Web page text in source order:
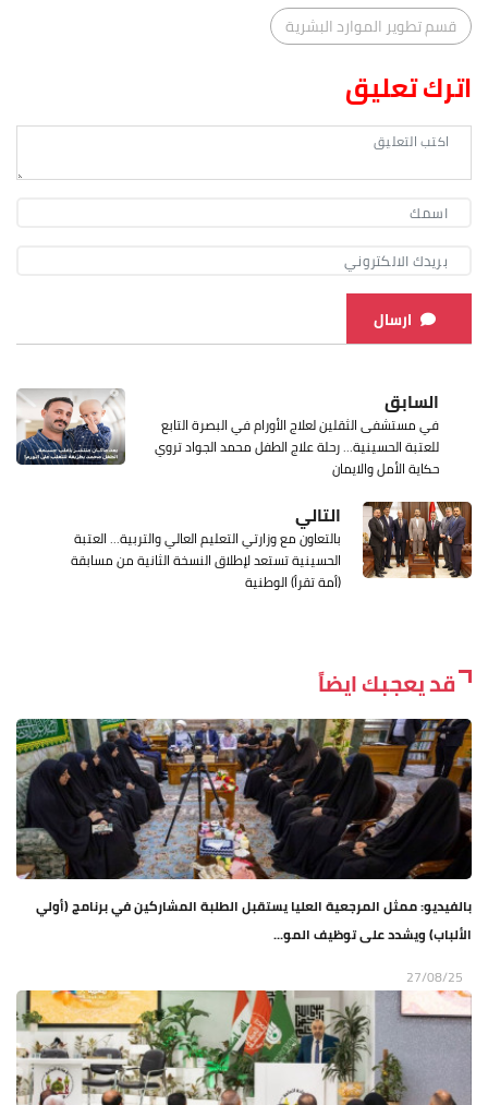
قسم تطوير الموارد البشرية
اترك تعليق
ارسال
السابق
في مستشفى الثقلين لعلاج الأورام في البصرة التابع
للعتبة الحسينية... رحلة علاج الطفل محمد الجواد تروي
حكاية الأمل والايمان
التالي
بالتعاون مع وزارتي التعليم العالي والتربية... العتبة
الحسينية تستعد لإطلاق النسخة الثانية من مسابقة
(أمة تقرأ) الوطنية
قد يعجبك ايضاً
بالفيديو: ممثل المرجعية العليا يستقبل الطلبة المشاركين في برنامج (أولي
الألباب) ويشدد على توظيف المو...
27/08/25